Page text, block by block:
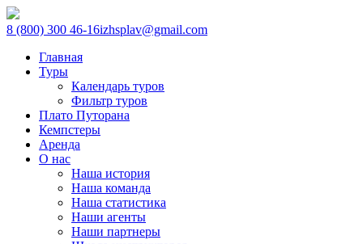
8 (800) 300 46-16izhsplav@gmail.com
Главная
Туры
Календарь туров
Фильтр туров
Плато Путорана
Кемпстеры
Аренда
О нас
Наша история
Наша команда
Наша статистика
Наши агенты
Наши партнеры